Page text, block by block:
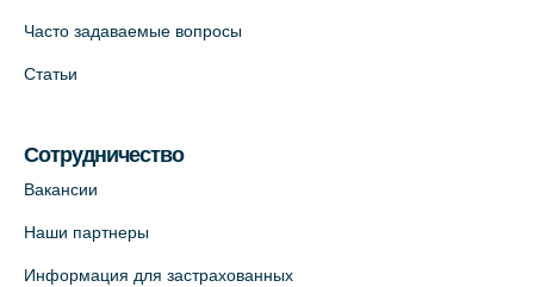
Часто задаваемые вопросы
Статьи
Сотрудничество
Вакансии
Наши партнеры
Информация для застрахованных